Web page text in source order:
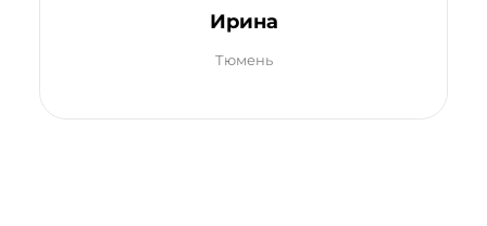
Ирина
Тюмень